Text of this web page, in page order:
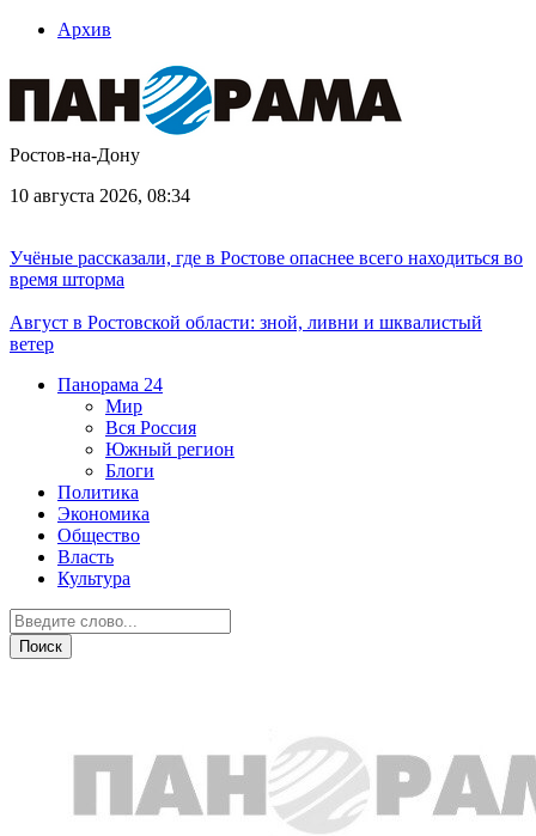
Архив
Ростов-на-Дону
10 августа 2026, 08:34
Учёные рассказали, где в Ростове опаснее всего находиться во
время шторма
Август в Ростовской области: зной, ливни и шквалистый
ветер
Панорама 24
Мир
Вся Россия
Южный регион
Блоги
Политика
Экономика
Общество
Власть
Культура